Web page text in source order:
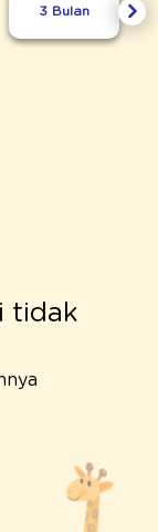
3 Bulan
tidak